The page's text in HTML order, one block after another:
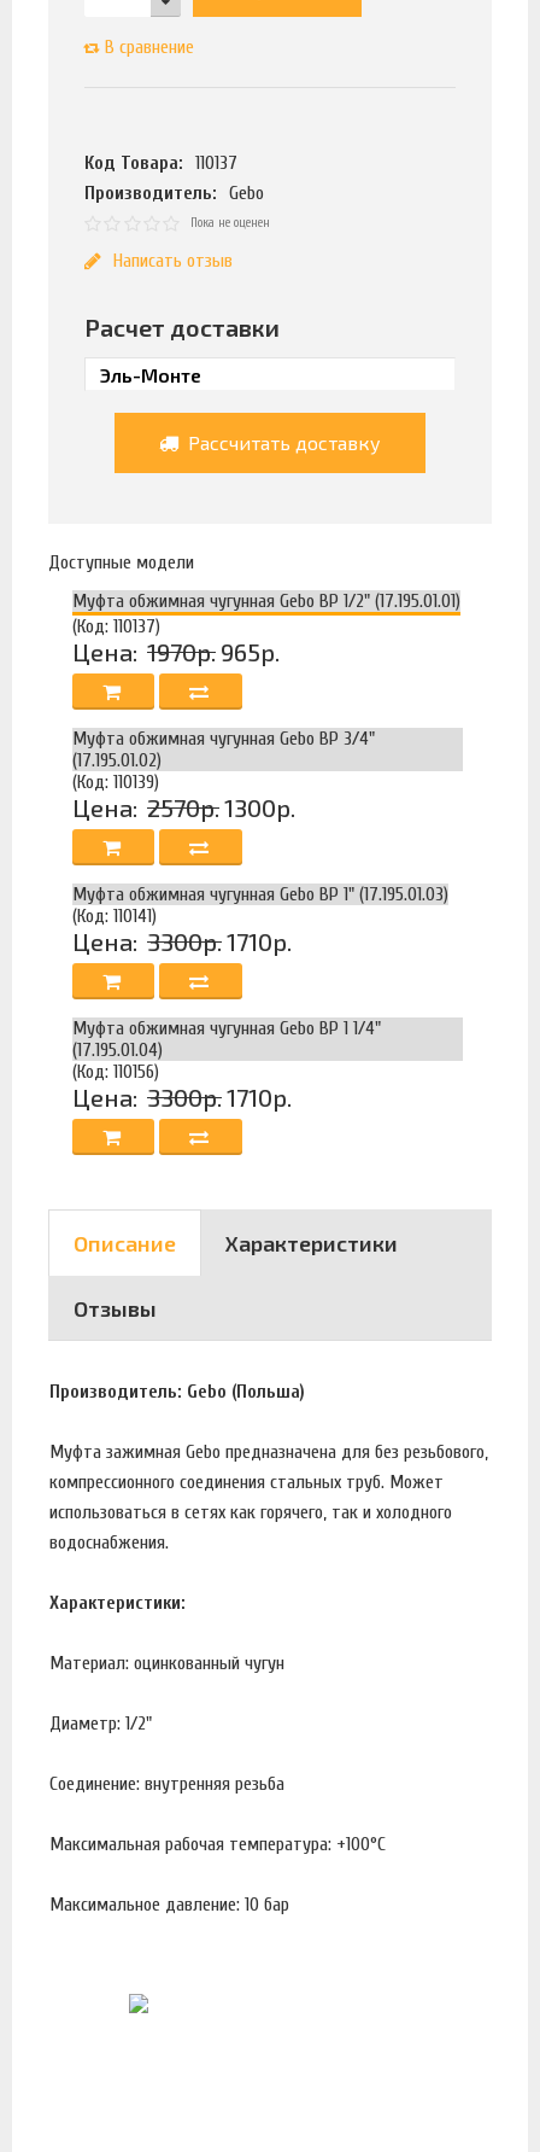
В сравнение
Код Товара:
110137
Производитель:
Gebo
Пока не оценен
Написать отзыв
Расчет доставки
Рассчитать доставку
Доступные модели
Муфта обжимная чугунная Gebo ВР 1/2" (17.195.01.01)
(Код: 110137)
Цена: 1970р. 965р.
Муфта обжимная чугунная Gebo ВР 3/4"
(17.195.01.02)
(Код: 110139)
Цена: 2570р.1300р.
Муфта обжимная чугунная Gebo ВР 1" (17.195.01.03)
(Код: 110141)
Цена: 3300р.1710р.
Муфта обжимная чугунная Gebo ВР 1 1/4"
(17.195.01.04)
(Код: 110156)
Цена: 3300р.1710р.
Описание Характеристики
Отзывы
Производитель: Gebo (Польша)
Муфта зажимная Gebo предназначена для без резьбового,
компрессионного соединения стальных труб. Может
использоваться в сетях как горячего, так и холодного
водоснабжения.
Характеристики:
Материал: оцинкованный чугун
Диаметр: 1/2"
Соединение: внутренняя резьба
Максимальная рабочая температура: +100°С
Максимальное давление: 10 бар